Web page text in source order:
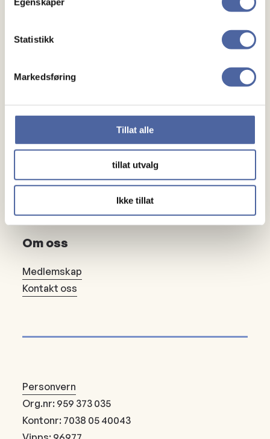
Statistikk
Markedsføring
Tillat alle
tillat utvalg
Ikke tillat
Om MS
Gaver
Gi en gave
Om oss
Medlemskap
Kontakt oss
Personvern
Org.nr: 959 373 035
Kontonr: 7038 05 40043